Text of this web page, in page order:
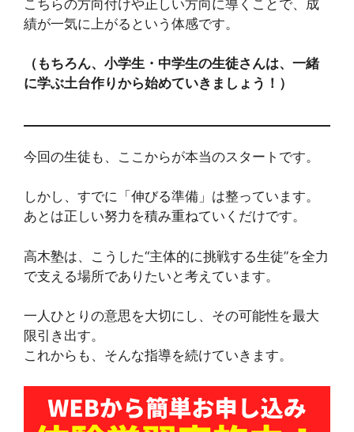
こちらの方向付けや正しい方向に導くことで、成
績が一気に上がるという体感です。
（もちろん、小学生・中学生の生徒さんは、一緒
に学ぶ土台作りから始めていきましょう！）
今回の生徒も、ここからが本当のスタートです。
しかし、すでに「伸びる準備」は整っています。
あとは正しい努力を積み重ねていくだけです。
高木塾は、こうした“主体的に挑戦する生徒”を全力
で支える場所でありたいと考えています。
一人ひとりの意思を大切にし、その可能性を最大
限引き出す。
これからも、そんな指導を続けていきます。